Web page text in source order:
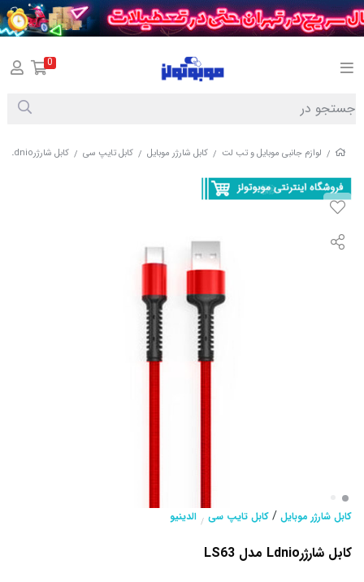
/ لوازم جانبی موبایل و تب لت / کابل شارژر موبایل / کابل تایپ سی / کابل شارژرLdnio مدل LS63
کابل شارژر موبایل / کابل تایپ سی / الدینیو
کابل شارژرLdnio مدل LS63
0